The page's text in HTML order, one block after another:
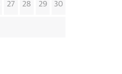
27 28 29 30